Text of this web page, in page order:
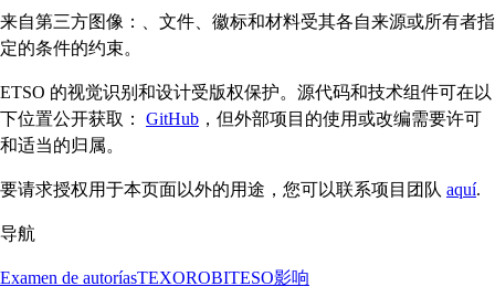
来自第三方图像：、文件、徽标和材料受其各自来源或所有者指
定的条件的约束。
ETSO 的视觉识别和设计受版权保护。源代码和技术组件可在以
下位置公开获取： GitHub ，但外部项目的使用或改编需要许可
和适当的归属。
要请求授权用于本页面以外的用途，您可以联系项目团队 aquí.
导航
Examen de autoríasTEXOROBITESO影响